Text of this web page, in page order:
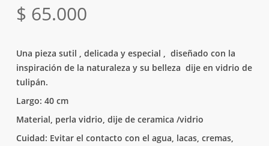
$ 65.000
Una pieza sutil , delicada y especial , diseñado con la
inspiración de la naturaleza y su belleza dije en vidrio de
tulipán.
Largo: 40 cm
Material, perla vidrio, dije de ceramica /vidrio
Cuidad: Evitar el contacto con el agua, lacas, cremas,